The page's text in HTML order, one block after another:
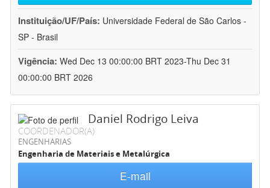
Instituição/UF/País: Universidade Federal de São Carlos -
SP - Brasil
Vigência: Wed Dec 13 00:00:00 BRT 2023-Thu Dec 31
00:00:00 BRT 2026
Daniel Rodrigo Leiva
COORDENADOR(A)
ENGENHARIAS
Engenharia de Materiais e Metalúrgica
E-mail